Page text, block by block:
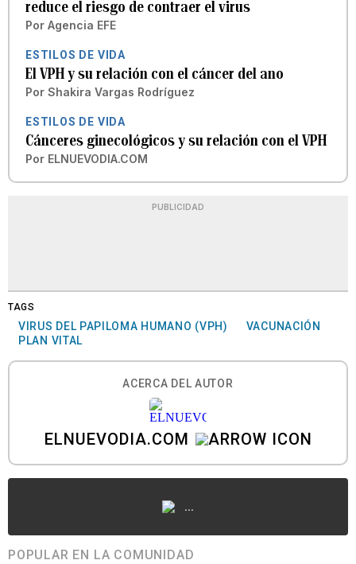
reduce el riesgo de contraer el virus
Por Agencia EFE
ESTILOS DE VIDA
El VPH y su relación con el cáncer del ano
Por Shakira Vargas Rodríguez
ESTILOS DE VIDA
Cánceres ginecológicos y su relación con el VPH
Por ELNUEVODIA.COM
PUBLICIDAD
TAGS
VIRUS DEL PAPILOMA HUMANO (VPH)
VACUNACIÓN
PLAN VITAL
ACERCA DEL AUTOR
ELNUEVODIA.COM
...
POPULAR EN LA COMUNIDAD